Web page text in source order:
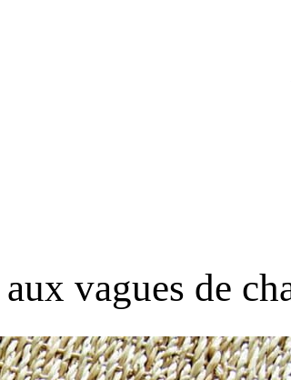
vagues de